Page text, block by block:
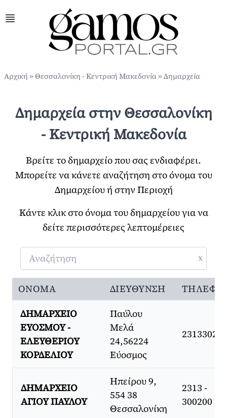
Αρχική »Θεσσαλονίκη - Κεντρική Μακεδονία» Δημαρχεία
Δημαρχεία στην Θεσσαλονίκη
- Κεντρική Μακεδονία
Βρείτε το δημαρχείο που σας ενδιαφέρει.
Μπορείτε να κάνετε αναζήτηση στο όνομα του
Δημαρχείου ή στην Περιοχή
Κάντε κλικ στο όνομα του δημαρχείου για να
δείτε περισσότερες λεπτομέρειες
x
ΌΝΟΜΑ ΔΙΕΎΘΥΝΣΗ
ΔΗΜΑΡΧΕΙΟ
ΕΥΟΣΜΟΥ -
ΕΛΕΥΘΕΡΙΟΥ
ΚΟΡΔΕΛΙΟΥ
Παύλου
Μελά
24,56224
Εύοσμος
ΔΗΜΑΡΧΕΙΟ
ΑΓΙΟΥ ΠΑΥΛΟΥ
Ηπείρου 9,
554 38
Θεσσαλονίκη
2313 -
300200